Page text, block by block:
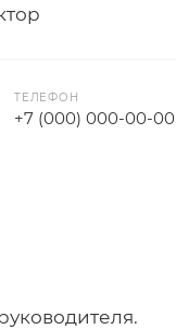
ТЕЛЕФОН
+7 (000) 000-00-00